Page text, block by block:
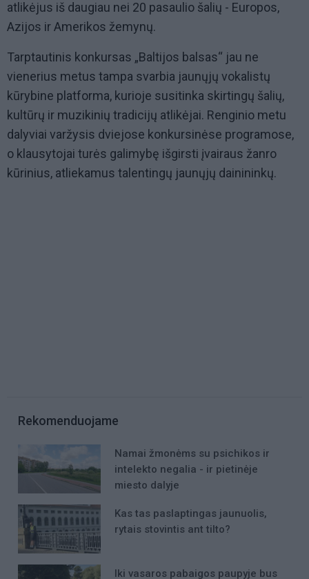
atlikėjus iš daugiau nei 20 pasaulio šalių - Europos,
Azijos ir Amerikos žemynų.
Tarptautinis konkursas „Baltijos balsas“ jau ne
vienerius metus tampa svarbia jaunųjų vokalistų
kūrybine platforma, kurioje susitinka skirtingų šalių,
kultūrų ir muzikinių tradicijų atlikėjai. Renginio metu
dalyviai varžysis dviejose konkursinėse programose,
o klausytojai turės galimybę išgirsti įvairaus žanro
kūrinius, atliekamus talentingų jaunųjų dainininkų.
Rekomenduojame
Namai žmonėms su psichikos ir
intelekto negalia - ir pietinėje
miesto dalyje
Kas tas paslaptingas jaunuolis,
rytais stovintis ant tilto?
Iki vasaros pabaigos paupyje bus